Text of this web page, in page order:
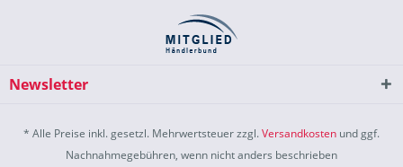
Newsletter
* Alle Preise inkl. gesetzl. Mehrwertsteuer zzgl.Versandkosten und ggf.
Nachnahmegebühren, wenn nicht anders beschrieben